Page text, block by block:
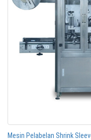
Mesin Pelabelan Shrink